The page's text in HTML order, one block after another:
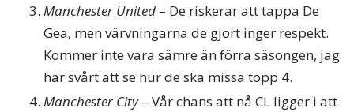
Manchester United – De riskerar att tappa De
Gea, men värvningarna de gjort inger respekt.
Kommer inte vara sämre än förra säsongen, jag
har svårt att se hur de ska missa topp 4.
Manchester City– Vår chans att nå CL ligger i att